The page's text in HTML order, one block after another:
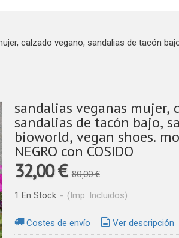
calzado vegano, sandalias de tacón
sandalias veganas mujer,
sandalias de tacón bajo,
bioworld, vegan shoes.
NEGRO con COSIDO
32,00 € 80,00 €
1 En Stock - (Imp. Incluidos)
Costes de envío Ver descripción